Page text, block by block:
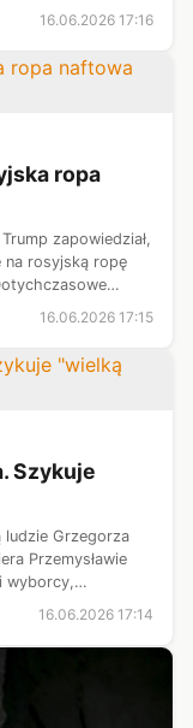
dobiega końca.
16.06.2026 17:16
ropa
zapowiedział,
na rosyjską ropę
16.06.2026 17:15
Szykuje
ludzie Grzegorza
Przemysławie
wyborcy,
znów na nią
16.06.2026 17:14